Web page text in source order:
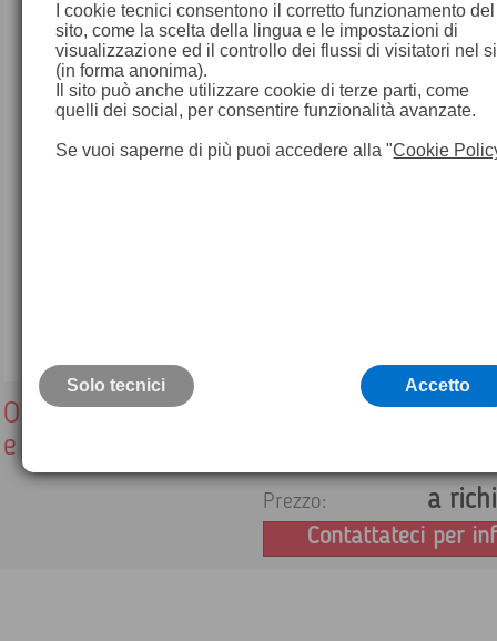
Outlet - Batteria ricaricabile Rugby serie
e 200
Prezzo: a
Contattateci per
I cookie tecnici consentono il corretto funzionamento del
sito, come la scelta della lingua e le impostazioni di
visualizzazione ed il controllo dei flussi di visitatori nel
(in forma anonima).
Il sito può anche utilizzare cookie di terze parti, come
quelli dei social, per consentire funzionalità avanzate.
Se vuoi saperne di più puoi accedere alla "Cookie
Solo tecnici Accetto